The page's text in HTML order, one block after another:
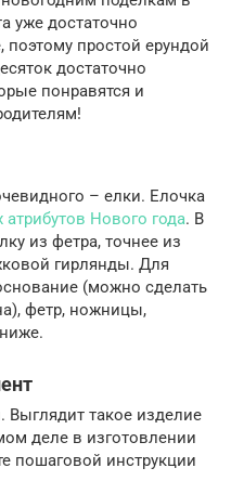
уже достаточно
простой ерундой
достаточно
понравятся и
– елки. Елочка
Нового года. В
из фетра, точнее из
гирлянды. Для
(можно сделать
фетр, ножницы,
Выглядит такое изделие
деле в изготовлении
пошаговой инструкции